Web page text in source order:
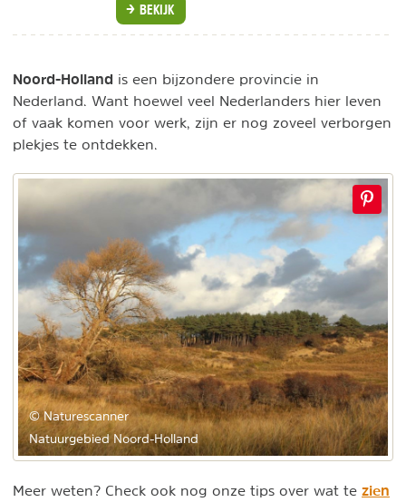
BEKIJK
Noord-Holland is een bijzondere provincie in
Nederland. Want hoewel veel Nederlanders hier leven
of vaak komen voor werk, zijn er nog zoveel verborgen
plekjes te ontdekken.
© Naturescanner
Natuurgebied Noord-Holland
Meer weten? Check ook nog onze tips over wat te zien